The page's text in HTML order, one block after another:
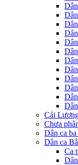
Cải
Chưa
Dân ca
Dân ca
Ca